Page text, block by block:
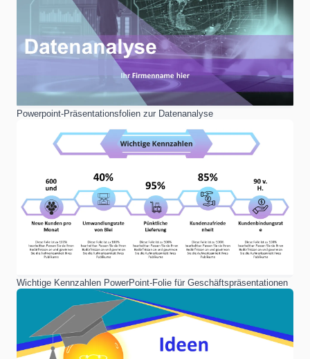
Powerpoint-Präsentationsfolien zur Datenanalyse
Wichtige Kennzahlen PowerPoint-Folie für Geschäftspräsentationen